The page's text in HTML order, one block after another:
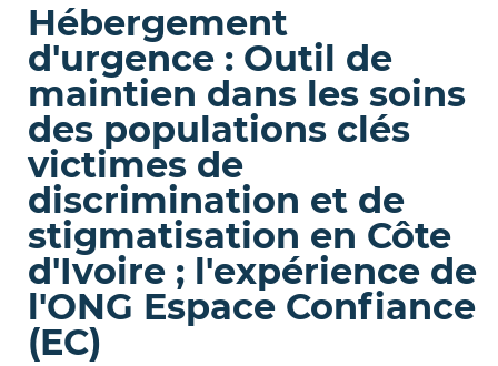
Hébergement
d'urgence : Outil de
maintien dans les soins
des populations clés
victimes de
discrimination et de
stigmatisation en Côte
d'Ivoire ; l'expérience de
l'ONG Espace Confiance
(EC)